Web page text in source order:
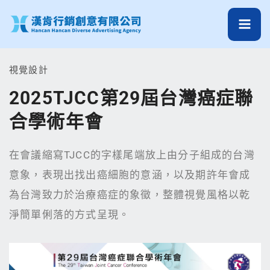
至
要
內
容
視覺設計
2025TJCC第29屆台灣癌症聯
合學術年會
在會議縮寫TJCC的字樣尾端放上由分子組成的台灣
意象，表現出找出癌細胞的意涵，以及期許年會成
為台灣致力於治療癌症的象徵，整體視覺風格以乾
淨簡單俐落的方式呈現。